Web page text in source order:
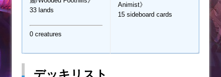
33 lands
0 creatures
Animist》
15 sideboard cards